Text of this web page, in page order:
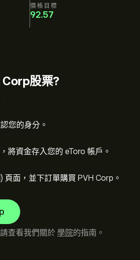
價格目標
92.57
股票?
您的身分。
將資金存入您的 eToro 帳戶。
頁面，並下訂單購買 PVH Corp。
查看我們關於 學院的指南。